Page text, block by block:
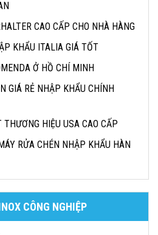
CAO CẤP CHO NHÀ HÀNG
KHẨU ITALIA GIÁ TỐT
Ở HỒ CHÍ MINH
GIÁ RẺ NHẬP KHẨU CHÍNH
THƯƠNG HIỆU USA CAO CẤP
RỬA CHÉN NHẬP KHẨU HÀN
CÔNG NGHIỆP